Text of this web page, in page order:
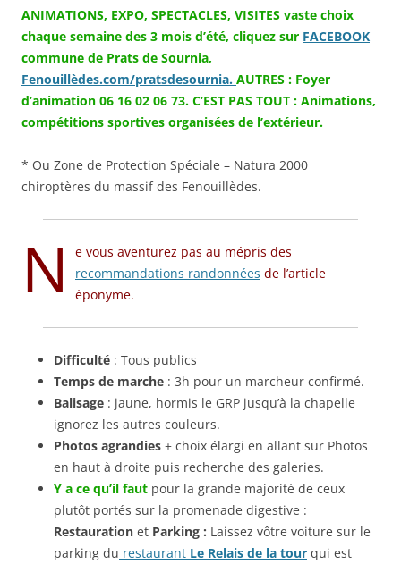
ANIMATIONS, EXPO, SPECTACLES, VISITES vaste choix
chaque semaine des 3 mois d’été, cliquez sur FACEBOOK
commune de Prats de Sournia,
Fenouillèdes.com/pratsdesournia. AUTRES : Foyer
d’animation 06 16 02 06 73. C’EST PAS TOUT : Animations,
compétitions sportives organisées de l’extérieur.
* Ou Zone de Protection Spéciale – Natura 2000
chiroptères du massif des Fenouillèdes.
N
e vous aventurez pas au mépris des
recommandations randonnées de l’article
éponyme.
Difficulté : Tous publics
Temps de marche : 3h pour un marcheur confirmé.
Balisage : jaune, hormis le GRP jusqu’à la chapelle
ignorez les autres couleurs.
Photos agrandies + choix élargi en allant sur Photos
en haut à droite puis recherche des galeries.
Y a ce qu’il faut pour la grande majorité de ceux
plutôt portés sur la promenade digestive :
Restauration et Parking : Laissez vôtre voiture sur le
parking du restaurant Le Relais de la tour qui est